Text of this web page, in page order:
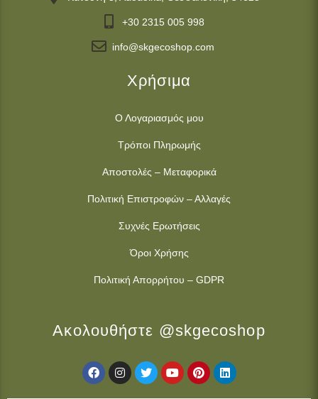
Οικολογική Τεχνική Λύση στα GN Πλαστικά
Σκάφη που Ψάχνει το Ho.Re.Ca.
Ο νέος Ευρωπαϊκός Κανονισμός για τα Απορρίμματα
περιβαλλοντική οδηγία, αλλά μια δομική ανατροπή για τη